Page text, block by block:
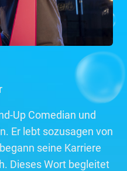
Up Comedian und
Er lebt sozusagen von
seine Karriere
Dieses Wort begleitet